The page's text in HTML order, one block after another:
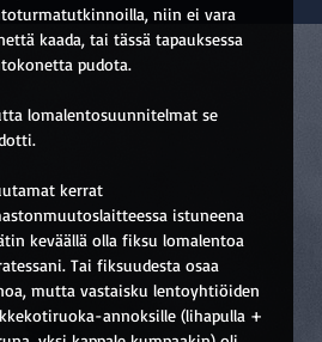
niin ei vara
kaada, tai tässä tapauksessa
pudota.
lomalentosuunnitelmat se
kerrat
istuneena
keväällä olla fiksu lomalentoa
Tai fiksuudesta osaa
mutta vastaisku lentoyhtiöiden
annoksille (lihapulla +